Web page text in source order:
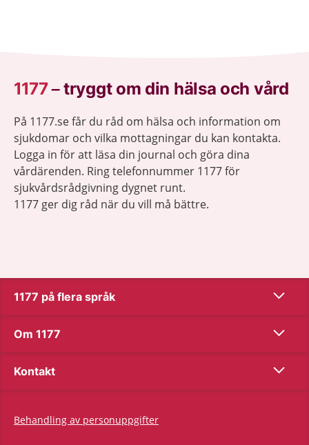
1177–tryggt om din hälsa och vård
På 1177.se får du råd om hälsa och information om
sjukdomar och vilka mottagningar du kan kontakta.
Logga in för att läsa din journal och göra dina
vårdärenden. Ring telefonnummer 1177 för
sjukvårdsrådgivning dygnet runt.
1177 ger dig råd när du vill må bättre.
1177 på flera språk Show
Om 1177 Show
Kontakt Show
Behandling av personuppgifter